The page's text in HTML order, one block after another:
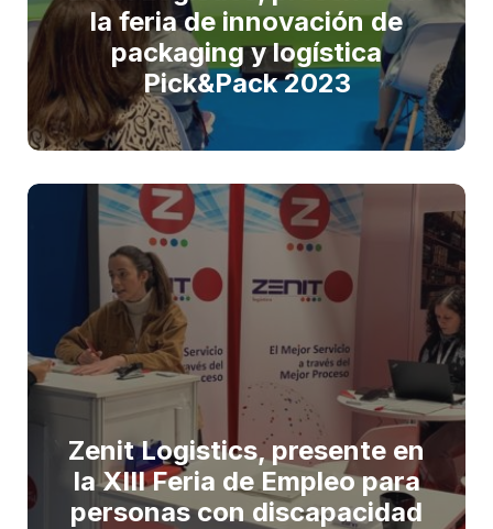
la feria de innovación de
packaging y logística
Pick&Pack 2023
Zenit Logistics, presente en
la XIII Feria de Empleo para
personas con discapacidad